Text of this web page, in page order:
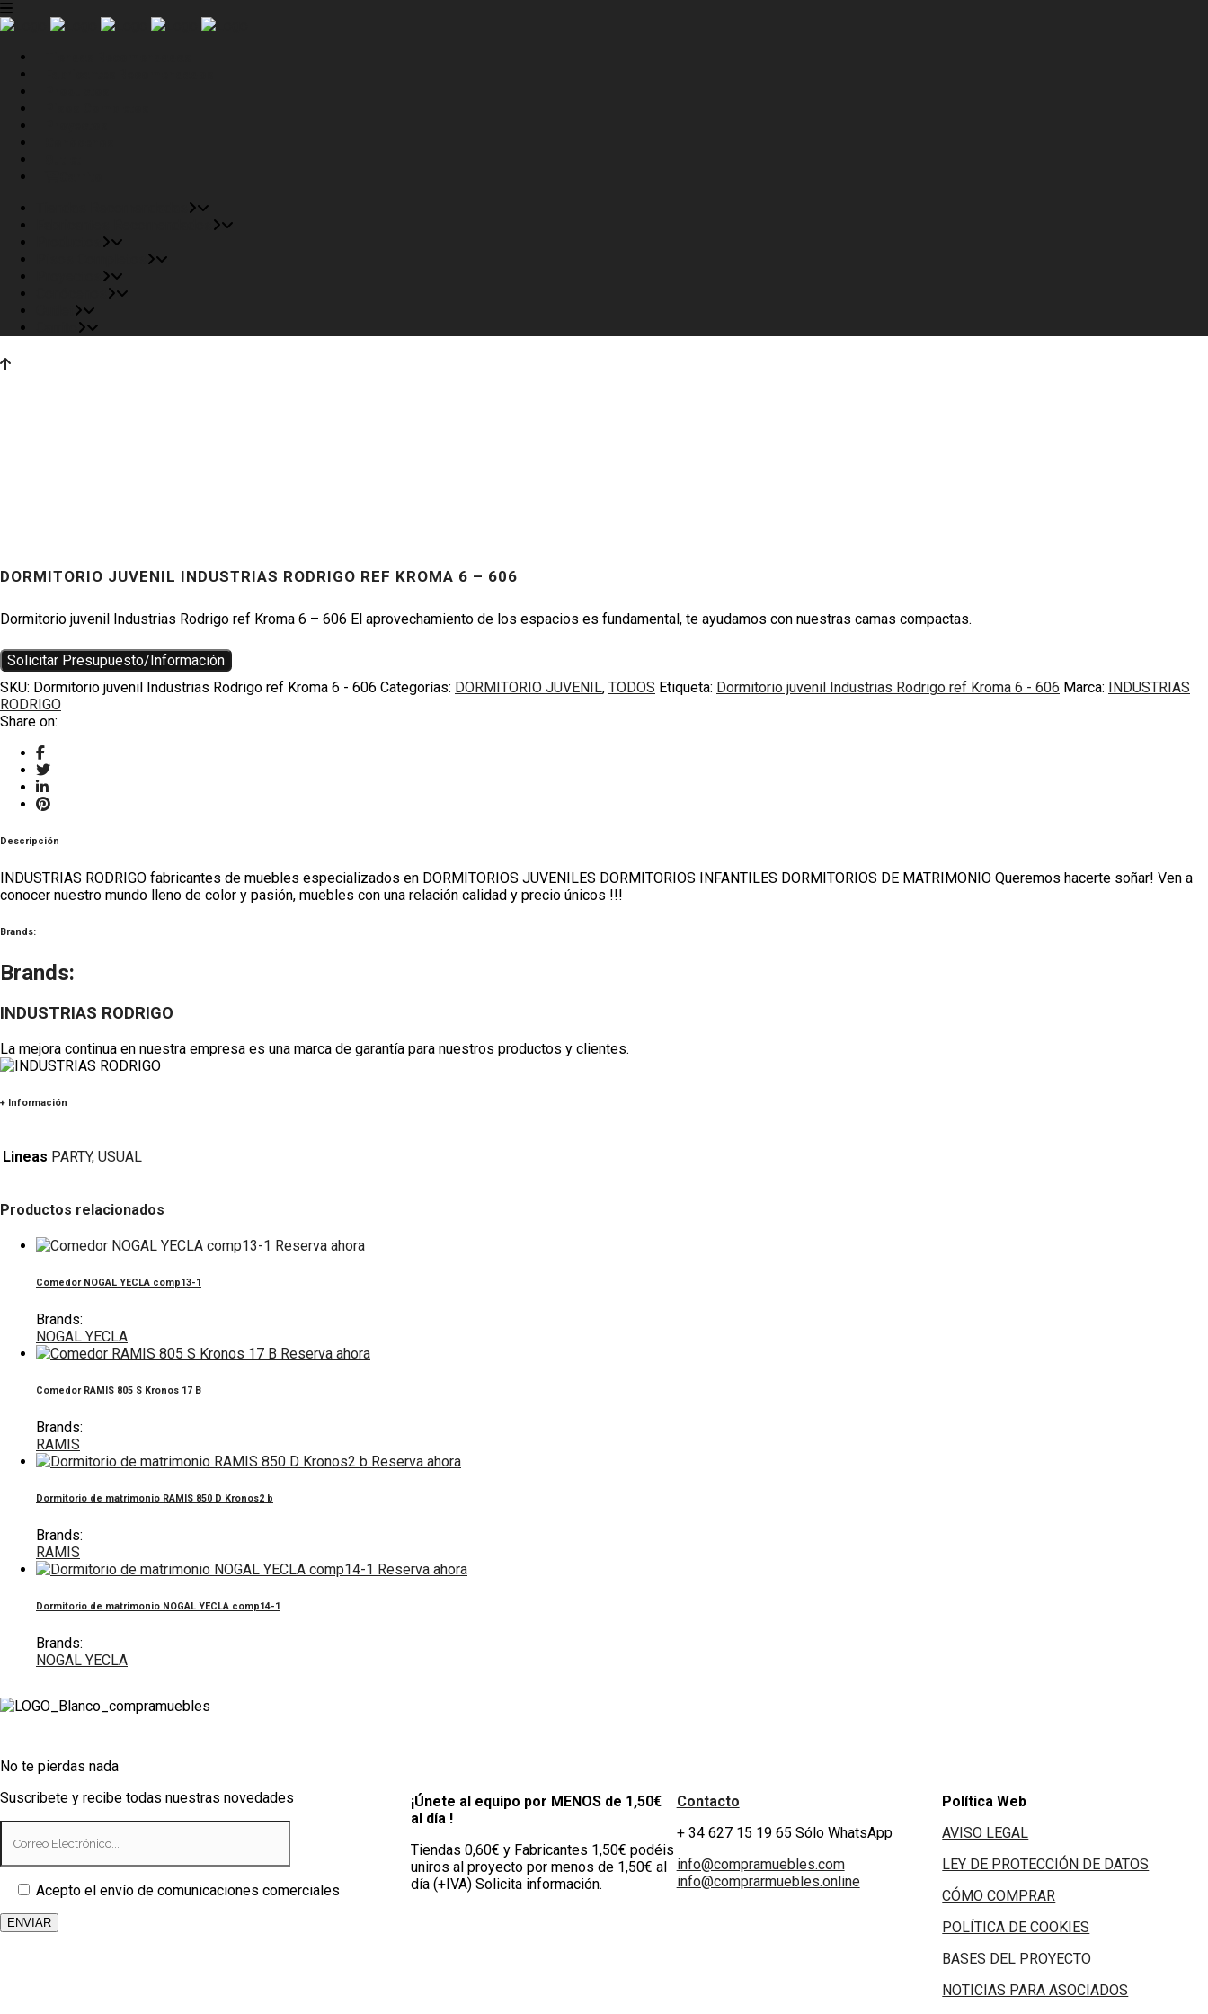
DORMITORIO JUVENIL INDUSTRIAS RODRIGO REF KROMA 6 – 606
Dormitorio juvenil Industrias Rodrigo ref Kroma 6 – 606 El aprovechamiento de los espacios es fundamental, te ayudamos con nuestras camas compactas.
Solicitar Presupuesto/Información
SKU: Dormitorio juvenil Industrias Rodrigo ref Kroma 6 - 606 Categorías: DORMITORIO JUVENIL, TODOS Etiqueta: Dormitorio juvenil Industrias Rodrigo ref Kroma 6 - 606 Marca:
INDUSTRIAS
RODRIGO
Share on:
Descripción
INDUSTRIAS RODRIGO fabricantes de muebles especializados en DORMITORIOS JUVENILES DORMITORIOS INFANTILES DORMITORIOS DE MATRIMONIO Queremos hacerte soñar! Ven a
conocer nuestro mundo lleno de color y pasión, muebles con una relación calidad y precio únicos !!!
Brands:
Brands:
INDUSTRIAS RODRIGO
La mejora continua en nuestra empresa es una marca de garantía para nuestros productos y clientes.
+ Información
Lineas PARTY, USUAL
Productos relacionados
Reserva ahora
Comedor NOGAL YECLA comp13-1
Brands:
NOGAL YECLA
Reserva ahora
Comedor RAMIS 805 S Kronos 17 B
Brands:
RAMIS
Reserva ahora
Dormitorio de matrimonio RAMIS 850 D Kronos2 b
Brands:
RAMIS
Reserva ahora
Dormitorio de matrimonio NOGAL YECLA comp14-1
Brands:
NOGAL YECLA
No te pierdas nada
Suscribete y recibe todas nuestras novedades
Acepto el envío de comunicaciones comerciales
¡Únete al equipo por MENOS de 1,50€
al día !
Tiendas 0,60€ y Fabricantes 1,50€ podéis
uniros al proyecto por menos de 1,50€ al
día (+IVA) Solicita información.
Contacto
+ 34 627 15 19 65 Sólo WhatsApp
info@compramuebles.com
info@comprarmuebles.online
Política Web
AVISO LEGAL
LEY DE PROTECCIÓN DE DATOS
CÓMO COMPRAR
POLÍTICA DE COOKIES
BASES DEL PROYECTO
NOTICIAS PARA ASOCIADOS